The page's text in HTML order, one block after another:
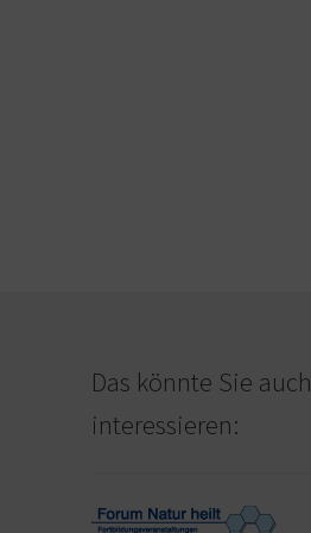
Das könnte Sie auch
interessieren: